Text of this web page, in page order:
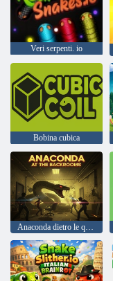
Veri serpenti. io
Bobina cubica
Anaconda dietro le quinte